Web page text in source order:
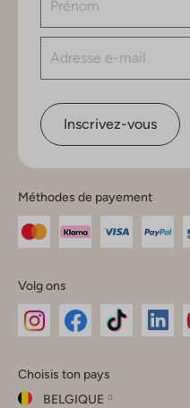
Inscrivez-vous
Méthodes de payement
Volg ons
Instagram
Facebook
TikTok
Choisis ton pays
BELGIQUE